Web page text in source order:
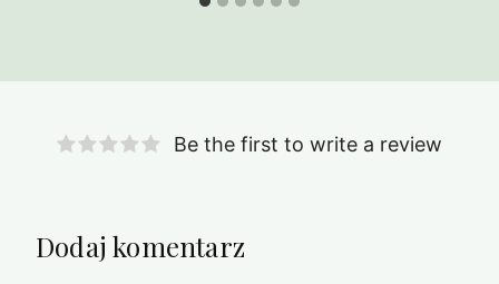
Be the first to write a review
Dodaj komentarz